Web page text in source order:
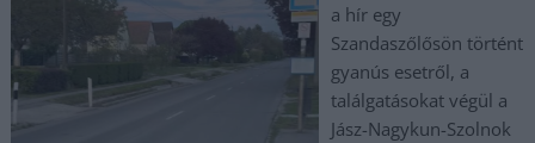
a hír egy
Szandaszőlősön történt
gyanús esetről, a
találgatásokat végül a
Jász-Nagykun-Szolnok